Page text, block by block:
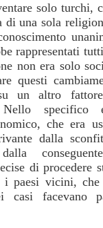
solo turchi,
una sola
rappresentati
non era solo
questi
un altro
Nello specifico
che era
dalla
di procedere
paesi vicini, che
casi facevano